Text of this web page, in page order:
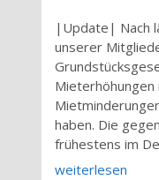
|Update| Nach
unserer
haben. Die
frühestens im
weiterlesen